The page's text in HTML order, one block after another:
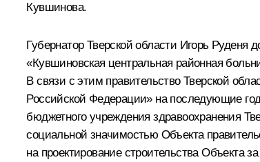
Кувшинова.
Губернатор Тверской области Игорь Руденя
«Кувшиновская центральная районная
В связи с этим правительство Тверской
Российской Федерации» на последующие
бюджетного учреждения здравоохранения
социальной значимостью Объекта
на проектирование строительства Объекта